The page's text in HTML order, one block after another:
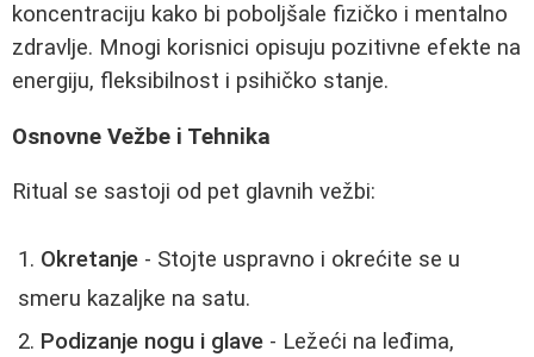
koncentraciju kako bi poboljšale fizičko i mentalno
zdravlje. Mnogi korisnici opisuju pozitivne efekte na
energiju, fleksibilnost i psihičko stanje.
Osnovne Vežbe i Tehnika
Ritual se sastoji od pet glavnih vežbi:
Okretanje - Stojte uspravno i okrećite se u
smeru kazaljke na satu.
Podizanje nogu i glave - Ležeći na leđima,